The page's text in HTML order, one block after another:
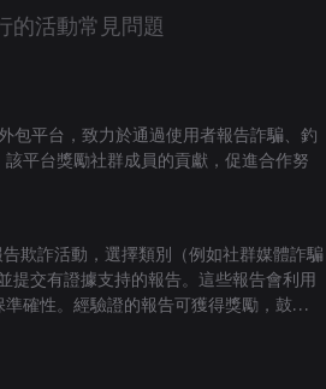
的活動常見問題
包平台，致力於通過使用者報告詐騙、釣
平台獎勵社群成員的貢獻，促進合作努
欺詐活動，選擇類別（例如社群媒體詐騙
提交有證據支持的報告。這些報告會利用
確性。經驗證的報告可獲得獎勵，鼓勵